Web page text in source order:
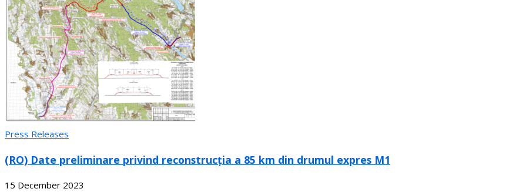
Press Releases
(RO) Date preliminare privind reconstrucția a 85 km din drumul expres M1
15 December 2023